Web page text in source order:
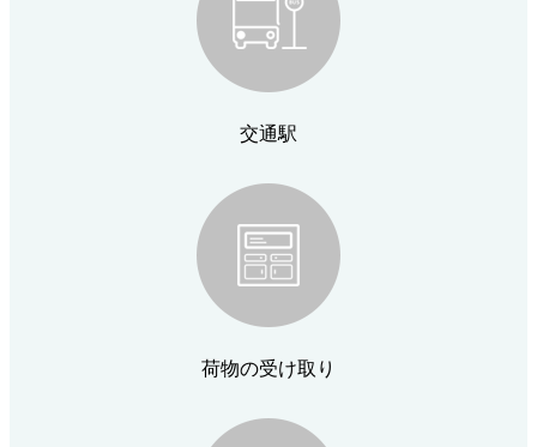
交通駅
荷物の受け取り